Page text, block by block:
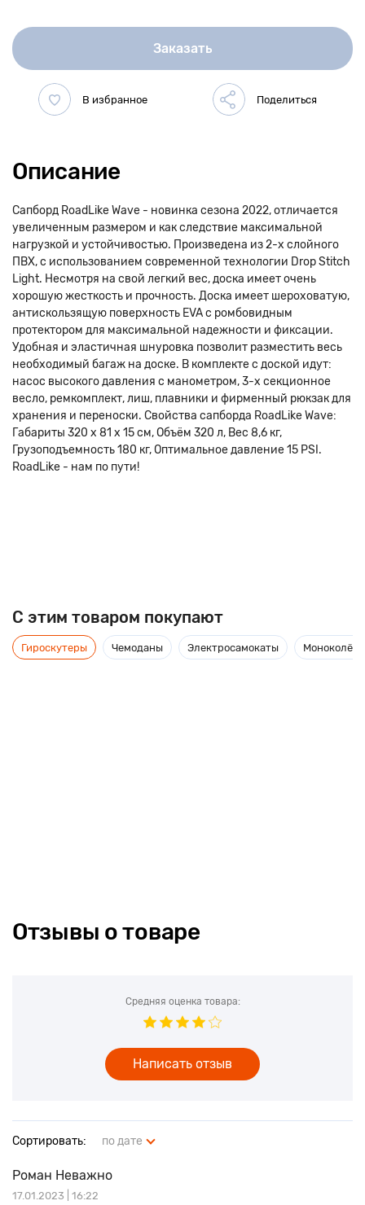
Заказать
Описание
Сапборд RoadLike Wave - новинка сезона 2022, отличается
увеличенным размером и как следствие максимальной
нагрузкой и устойчивостью. Произведена из 2-х слойного
ПВХ, с использованием современной технологии Drop Stitch
Light. Несмотря на свой легкий вес, доска имеет очень
хорошую жесткость и прочность. Доска имеет шероховатую,
антискользящую поверхность EVA с ромбовидным
протектором для максимальной надежности и фиксации.
Удобная и эластичная шнуровка позволит разместить весь
необходимый багаж на доске. В комплекте с доской идут:
насос высокого давления с манометром, 3-х секционное
весло, ремкомплект, лиш, плавники и фирменный рюкзак для
хранения и переноски. Свойства сапборда RoadLike Wave:
Габариты 320 х 81 х 15 см, Объём 320 л, Вес 8,6 кг,
Грузоподъемность 180 кг, Оптимальное давление 15 PSI.
RoadLike - нам по пути!
C этим товаром покупают
Гироскутеры Чемоданы Электросамокаты Моноколёса
Отзывы о товаре
Сортировать: по дате
Роман Неважно
17.01.2023 | 16:22
Средняя оценка товара:
Написать отзыв